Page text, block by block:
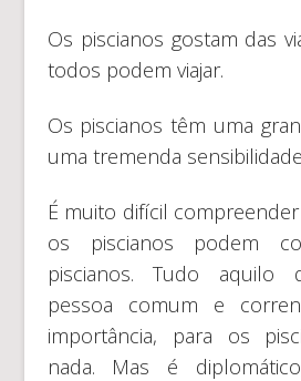
Os piscianos gostam das
todos podem viajar.
Os piscianos têm uma
uma tremenda
É muito difícil
os piscianos podem
piscianos. Tudo aquilo
pessoa comum e
importância, para os
nada. Mas é